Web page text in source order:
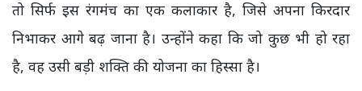
तो सिर्फ इस रंगमंच का एक कलाकार है, जिसे अपना किरदार
निभाकर आगे बढ़ जाना है। उन्होंने कहा कि जो कुछ भी हो रहा
है, वह उसी बड़ी शक्ति की योजना का हिस्सा है।